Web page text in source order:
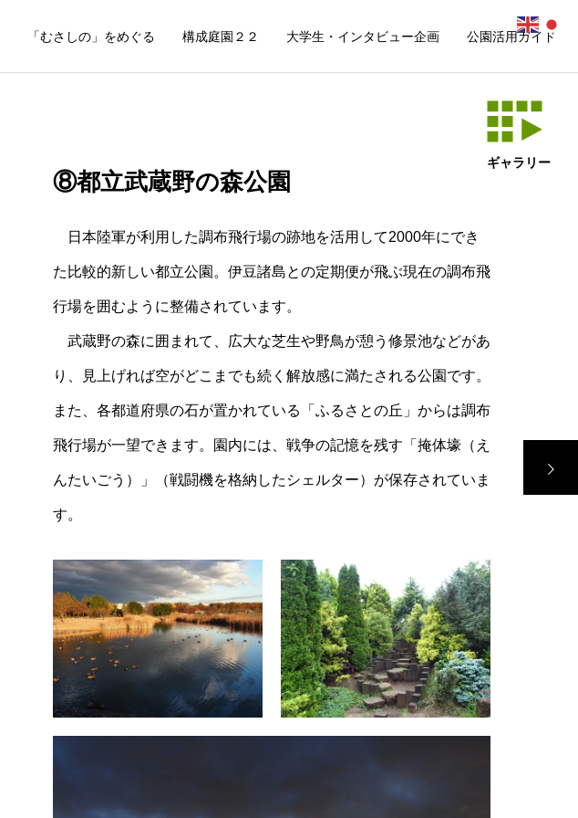
「むさしの」をめぐる 構成庭園２２ 大学生・インタビュー企画 公園活用ガイド
⑧都立武蔵野の森公園
日本陸軍が利用した調布飛行場の跡地を活用して2000年にでき
た比較的新しい都立公園。伊豆諸島との定期便が飛ぶ現在の調布飛
行場を囲むように整備されています。
武蔵野の森に囲まれて、広大な芝生や野鳥が憩う修景池などがあ
り、見上げれば空がどこまでも続く解放感に満たされる公園です。
また、各都道府県の石が置かれている「ふるさとの丘」からは調布
飛行場が一望できます。園内には、戦争の記憶を残す「掩体壕（え
んたいごう）」（戦闘機を格納したシェルター）が保存されていま
す。
ギャラリー